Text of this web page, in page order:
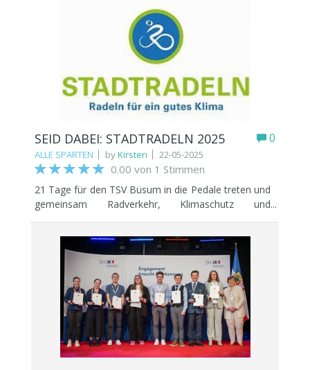
0
SEID DABEI: STADTRADELN 2025
ALLE SPARTEN byKirsten 22-05-2025
0.00 von 1 Stimmen
21 Tage für den TSV Büsum in die Pedale treten und
gemeinsam Radverkehr, Klimaschutz und
Lebensqualität fördern! Jeder Kilometer zählt – sei
dabei und mach den Unterschied! Vom 14.06.2025
bis zum 04.07.2025 zählt jeder Kilometer!
STADTRADELN ist eine internationale Kampagne
von Klima-Bündnis Services. Also App
herunterladen und für den TSV anmelden! Mit
diesem Link für das Stadtradeln meldet Ihr Euch im
TSV Team an: https://www.stadtradeln.de/index.php?
id=171&L=0&team_preselect=43682 NUR
GEMEINSAM SIND WIR STARK!!!NURDERTSV!!!